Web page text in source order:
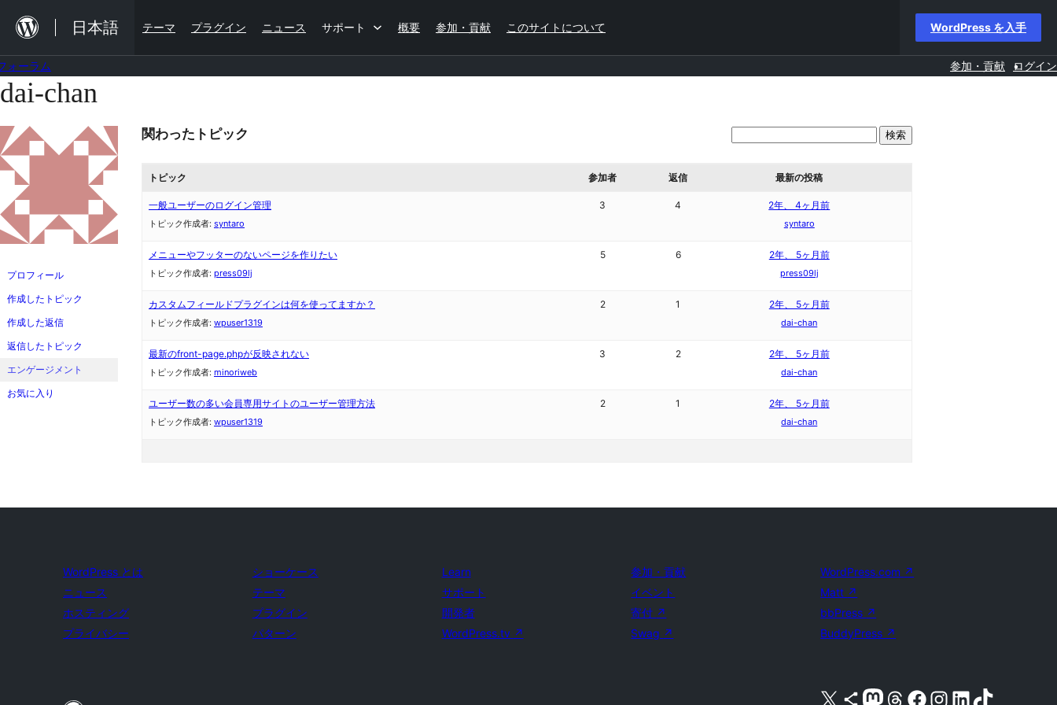
を
ス
キ
ッ
プ
日本語 テーマ プラグイン ニュース サポート 概要 参加・貢献 このサイトについて WordPress を入手
ォーラム 参加・貢献 ログイン
コ
テ
ン
へ
ス
ッ
プ
dai-chan
プロフィール
作成したトピック
作成した返信
返信したトピック
エンゲージメント
お気に入り
関わったトピック
トピック 参加者 返信 最新の投稿
一般ユーザーのログイン管理
トピック作成者: syntaro
3 4 2年、 4ヶ月前
syntaro
メニューやフッターのないページを作りたい
トピック作成者: press09lj
5 6 2年、 5ヶ月前
press09lj
カスタムフィールドプラグインは何を使ってますか？
トピック作成者: wpuser1319
2 1 2年、 5ヶ月前
dai-chan
最新のfront-page.phpが反映されない
トピック作成者: minoriweb
3 2 2年、 5ヶ月前
dai-chan
ユーザー数の多い会員専用サイトのユーザー管理方法
トピック作成者: wpuser1319
2 1 2年、 5ヶ月前
dai-chan
WordPress とは
ニュース
ホスティング
プライバシー
ショーケース
テーマ
プラグイン
パターン
Learn
サポート
開発者
WordPress.tv ↗
参加・貢献
イベント
寄付 ↗
Swag ↗
WordPress.com ↗
Matt ↗
bbPress ↗
BuddyPress ↗
X (旧 Twitter) アカウントへ Bluesky アカウントへ Mastodon アカウントへ Threads アカウントへ Facebook ページへ Instagram アカウントへ LinkedIn アカウントへTikTok アカウントへ